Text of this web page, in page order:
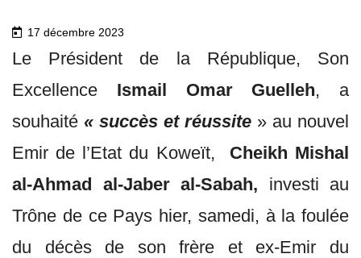
17 décembre 2023
Le Président de la République, Son
Excellence Ismail Omar Guelleh, a
souhaité « succès et réussite » au nouvel
Emir de l’Etat du Koweït, Cheikh Mishal
al-Ahmad al-Jaber al-Sabah, investi au
Trône de ce Pays hier, samedi, à la foulée
du décès de son frère et ex-Emir du